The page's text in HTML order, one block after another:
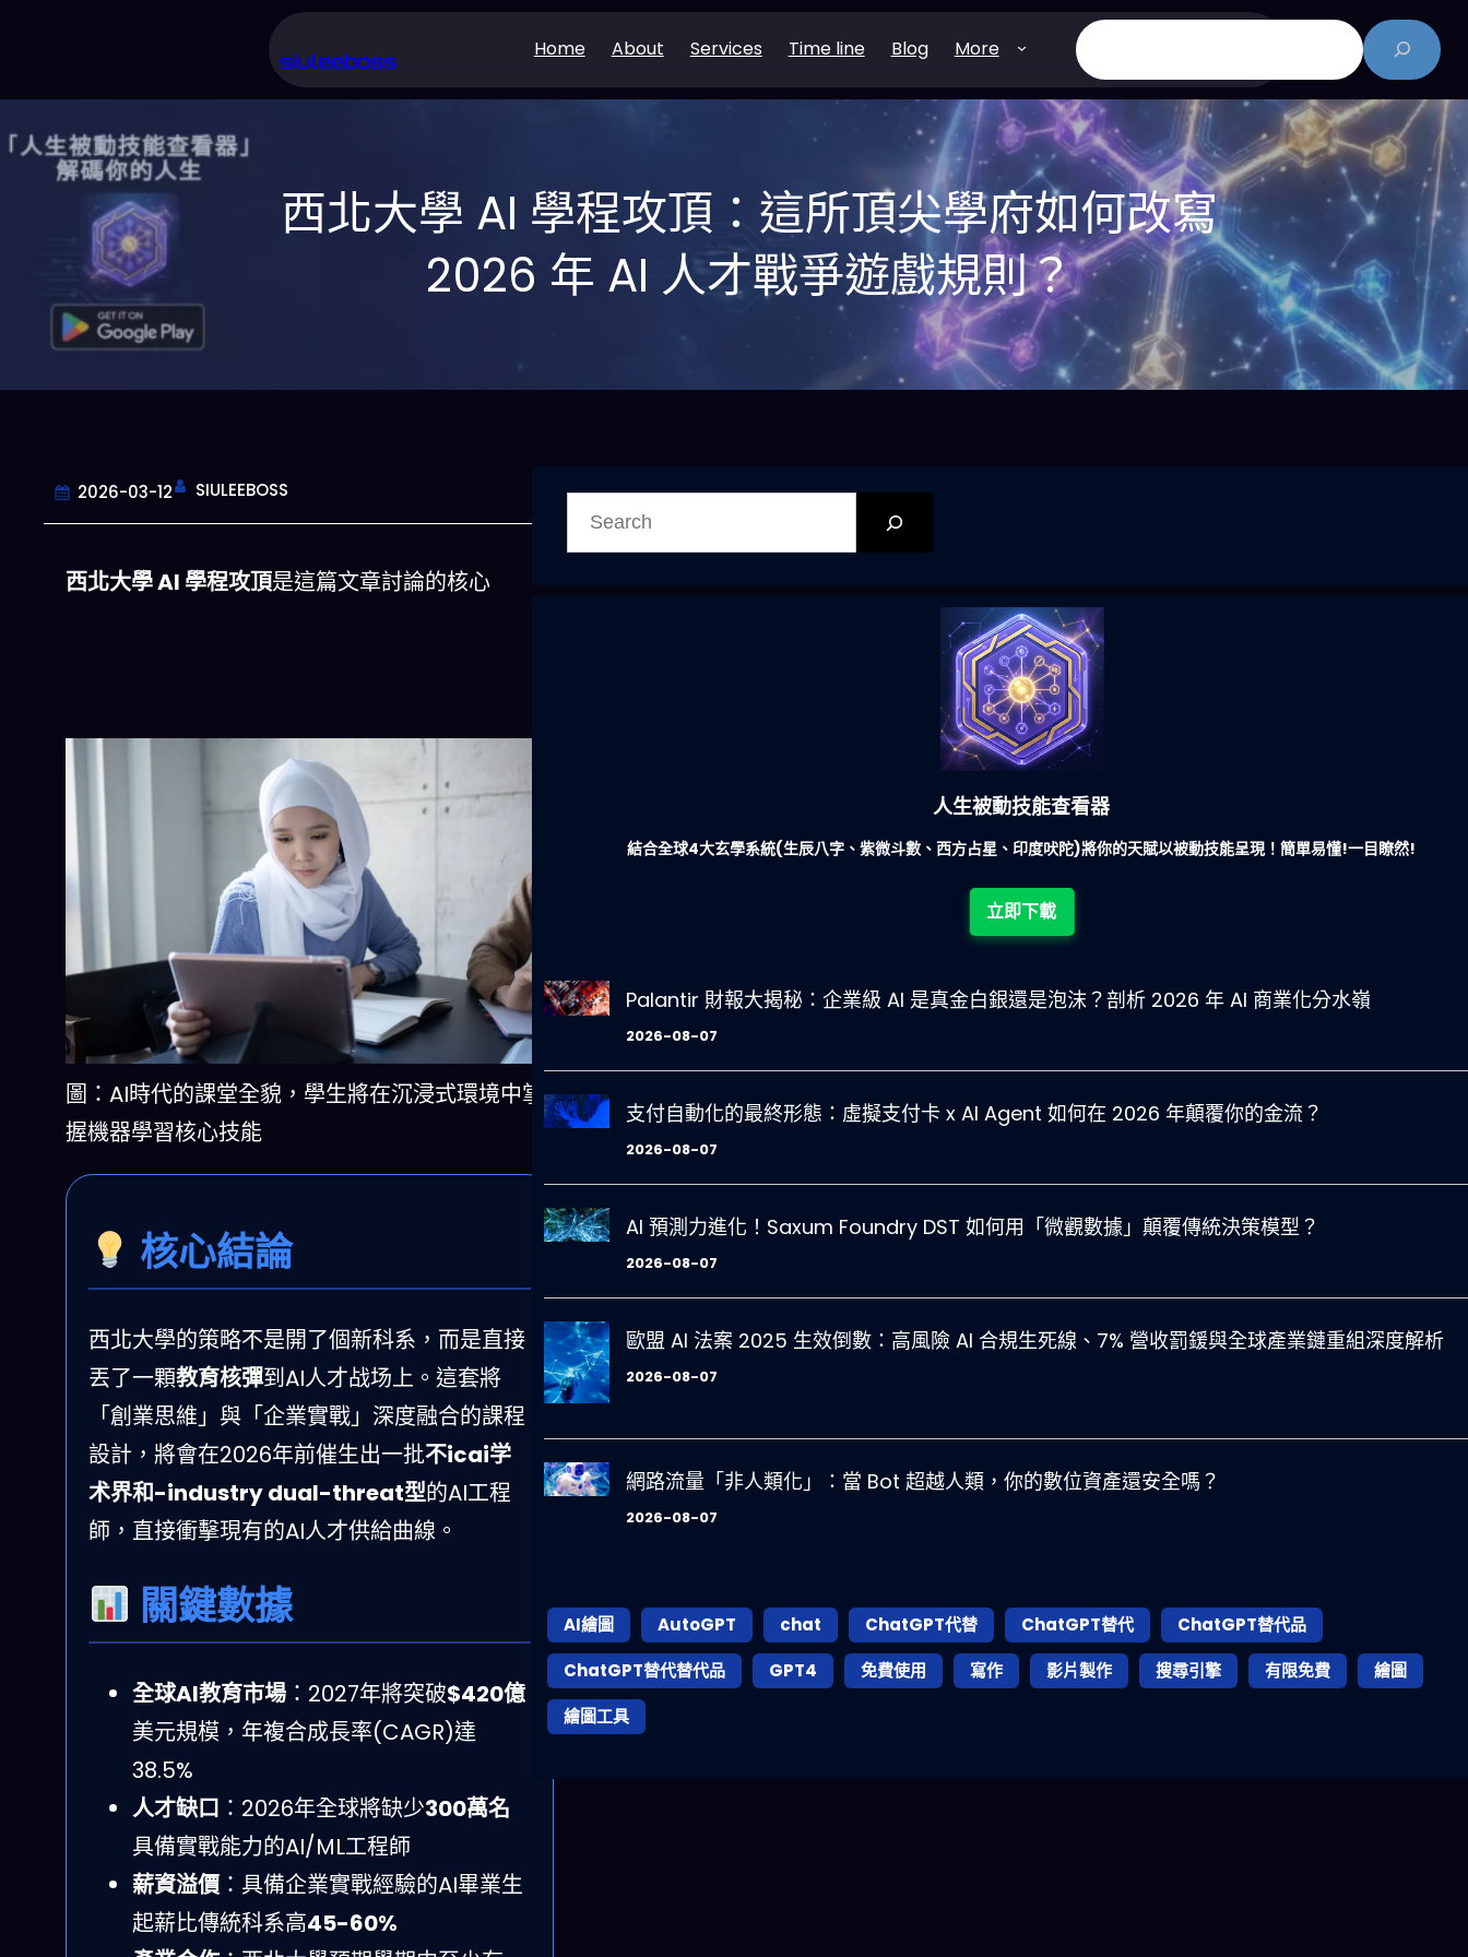
主
要
siuleeboss Home About Services Time line Blog More
搜
尋
西北大學 AI 學程攻頂：這所頂尖學府如何改寫
2026 年 AI 人才戰爭遊戲規則？
2026-03-12 SIULEEBOSS
西北大學 AI 學程攻頂是這篇文章討論的核心
圖：AI時代的課堂全貌，學生將在沉浸式環境中掌
握機器學習核心技能
核心結論
西北大學的策略不是開了個新科系，而是直接
丟了一顆教育核彈到AI人才战场上。這套將
「創業思維」與「企業實戰」深度融合的課程
設計，將會在2026年前催生出一批不icai学
术界和-industry dual-threat型的AI工程
師，直接衝擊現有的AI人才供給曲線。
關鍵數據
全球AI教育市場 ：2027年將突破$420億
美元規模，年複合成長率(CAGR)達
38.5%
人才缺口 ：2026年全球將缺少300萬名
具備實戰能力的AI/ML工程師
薪資溢價 ：具備企業實戰經驗的AI畢業生
起薪比傳統科系高45-60%
晚吃什麽
餐組合,以後免除晚餐吃什麽的煩惱
人生被動技能查看器
結合全球4大玄學系統(生辰八字、紫微斗數、西方占星、印度吠陀)將你的天賦以被動技能呈現！簡單易懂!一目瞭然!
立即下載
Palantir 財報大揭秘：企業級 AI 是真金白銀還是泡沫？剖析 2026 年 AI 商業化分水嶺
2026-08-07
支付自動化的最終形態：虛擬支付卡 x AI Agent 如何在 2026 年顛覆你的金流？
2026-08-07
AI 預測力進化！Saxum Foundry DST 如何用「微觀數據」顛覆傳統決策模型？
2026-08-07
歐盟 AI 法案 2025 生效倒數：高風險 AI 合規生死線、7% 營收罰鍰與全球產業鏈重組深度解析
2026-08-07
網路流量「非人類化」：當 Bot 超越人類，你的數位資產還安全嗎？
2026-08-07
AI繪圖 AutoGPT chat ChatGPT代替 ChatGPT替代
ChatGPT替代品
ChatGPT替代替代品
GPT4 免費使用 寫作 影片製作 搜尋引擎 有限免費
繪圖
繪圖工具